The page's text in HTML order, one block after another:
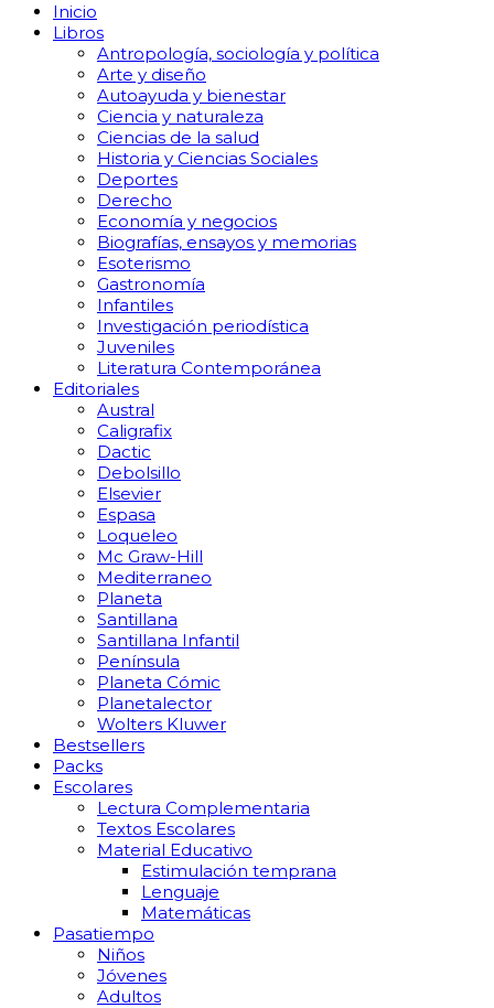
Inicio
Libros
Antropología, sociología y política
Arte y diseño
Autoayuda y bienestar
Ciencia y naturaleza
Ciencias de la salud
Historia y Ciencias Sociales
Deportes
Derecho
Economía y negocios
Biografías, ensayos y memorias
Esoterismo
Gastronomía
Infantiles
Investigación periodística
Juveniles
Literatura Contemporánea
Editoriales
Austral
Caligrafix
Dactic
Debolsillo
Elsevier
Espasa
Loqueleo
Mc Graw-Hill
Mediterraneo
Planeta
Santillana
Santillana Infantil
Península
Planeta Cómic
Planetalector
Wolters Kluwer
Bestsellers
Packs
Escolares
Lectura Complementaria
Textos Escolares
Material Educativo
Estimulación temprana
Lenguaje
Matemáticas
Pasatiempo
Niños
Jóvenes
Adultos